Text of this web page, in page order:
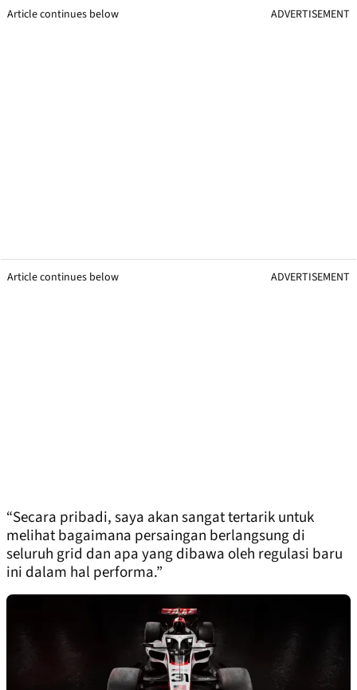
Article continues below ADVERTISEMENT
Article continues below ADVERTISEMENT
“Secara pribadi, saya akan sangat tertarik untuk
melihat bagaimana persaingan berlangsung di
seluruh grid dan apa yang dibawa oleh regulasi baru
ini dalam hal performa.”